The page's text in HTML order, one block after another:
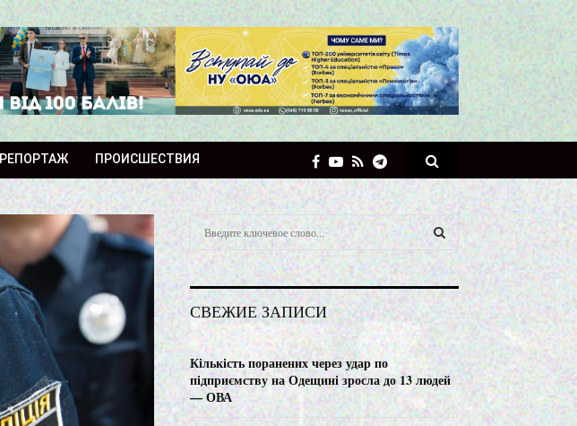
ПРОИСШЕСТВИЯ
S
e
a
r
c
h
f
o
r
:
S
E
A
R
C
СВЕЖИЕ ЗАПИСИ
Кількість поранених через удар по
підприємству на Одещині зросла до 13 людей
— ОВА